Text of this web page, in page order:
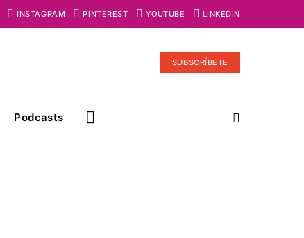
INSTAGRAM PINTEREST YOUTUBE LINKEDIN
SUBSCRÍBETE
Podcasts